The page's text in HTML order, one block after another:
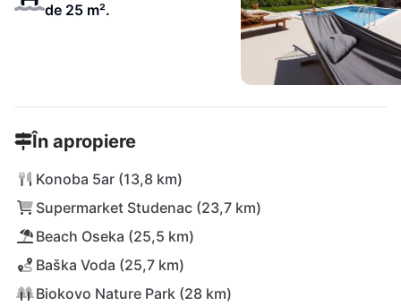
de 25 m².
În apropiere
Konoba 5ar (13,8 km)
Supermarket Studenac (23,7 km)
Beach Oseka (25,5 km)
Baška Voda (25,7 km)
Biokovo Nature Park (28 km)